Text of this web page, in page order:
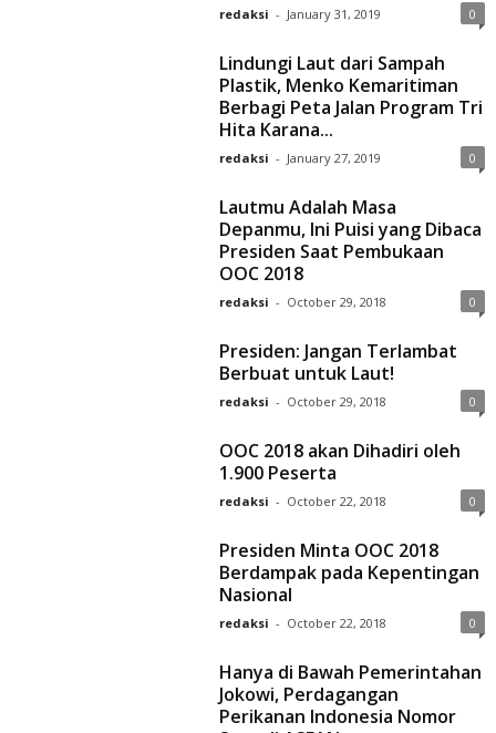
redaksi - January 31, 2019 0
Lindungi Laut dari Sampah
Plastik, Menko Kemaritiman
Berbagi Peta Jalan Program Tri
Hita Karana...
redaksi - January 27, 2019 0
Lautmu Adalah Masa
Depanmu, Ini Puisi yang Dibaca
Presiden Saat Pembukaan
OOC 2018
redaksi - October 29, 2018 0
Presiden: Jangan Terlambat
Berbuat untuk Laut!
redaksi - October 29, 2018 0
OOC 2018 akan Dihadiri oleh
1.900 Peserta
redaksi - October 22, 2018 0
Presiden Minta OOC 2018
Berdampak pada Kepentingan
Nasional
redaksi - October 22, 2018 0
Hanya di Bawah Pemerintahan
Jokowi, Perdagangan
Perikanan Indonesia Nomor